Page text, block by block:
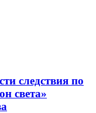
следствия по
света»